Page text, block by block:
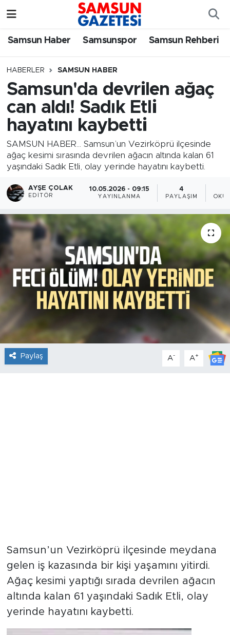
Samsun Haber Samsunspor Samsun Rehberi
HABERLER SAMSUN HABER
Samsun'da devrilen ağaç
can aldı! Sadık Etli
hayatını kaybetti
SAMSUN HABER... Samsun’un Vezirköprü ilçesinde
ağaç kesimi sırasında devrilen ağacın altında kalan 61
yaşındaki Sadık Etli, olay yerinde hayatını kaybetti.
AYŞE ÇOLAK
EDITÖR
10.05.2026 - 09:15
YAYINLANMA
4
PAYLAŞIM
Paylaş A- A+
Samsun’un Vezirköprü ilçesinde meydana
gelen iş kazasında bir kişi yaşamını yitirdi.
Ağaç kesimi yaptığı sırada devrilen ağacın
altında kalan 61 yaşındaki Sadık Etli, olay
yerinde hayatını kaybetti.
Samsun Haber
Samsun Rehberi
Resmi İlanlar
Samsun Nöbetçi Eczaneler
SAMSUN Namaz Vakitleri
Samsun Trafik Yoğunluk Haritası
Süper Lig Puan Durumu ve Fikstür
Tüm Manşetler
Son Dakika Haberleri
Haber Arşivi